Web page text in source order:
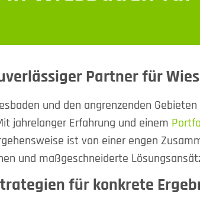
Partner für
und den angrenzenden Gebieten
jahrelanger Erfahrung und einem
ist von einer engen
und maßgeschneiderte
für konkrete